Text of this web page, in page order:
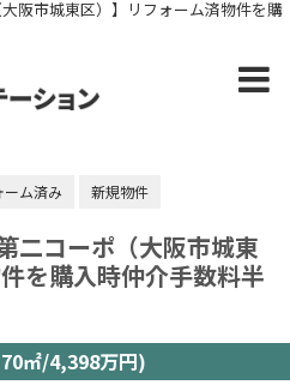
阪市城東区）】リフォーム済物件を購
ーム済み 新規物件
二コーポ（大阪市城東
を購入時仲介手数料半
㎡/4,398万円)